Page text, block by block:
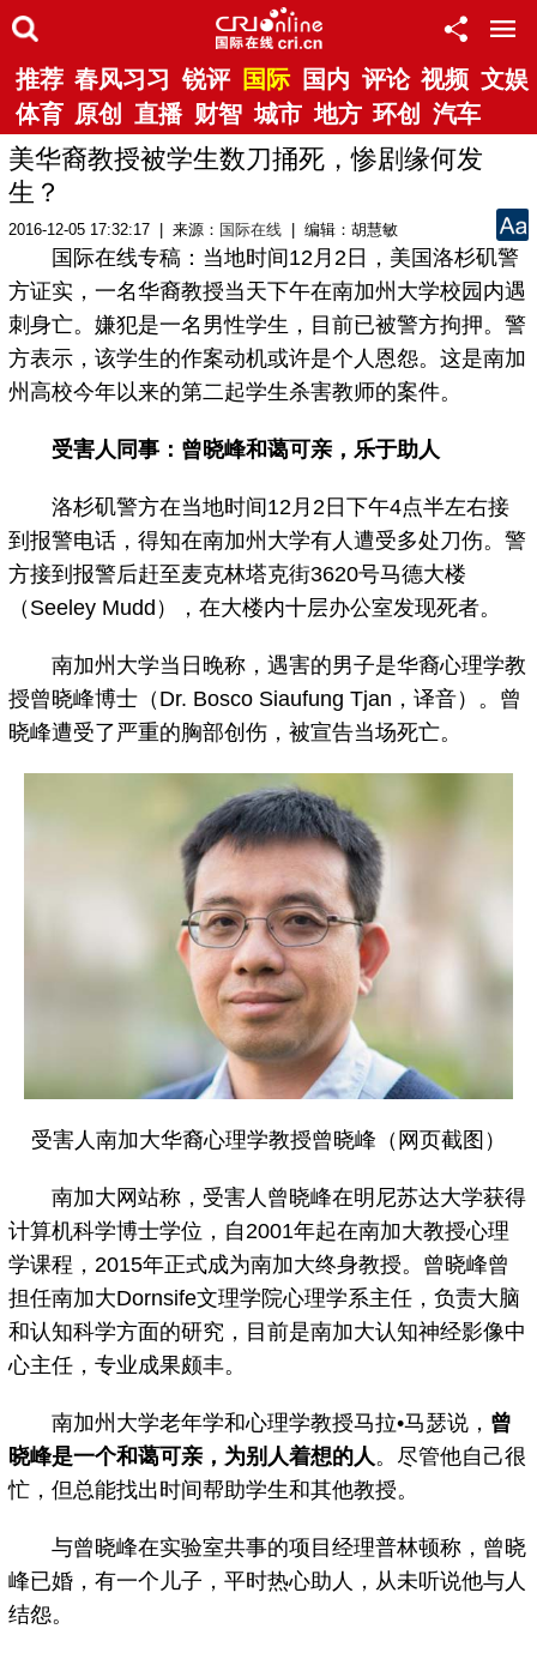
推荐 春风习习 锐评 国际 国内 评论 视频 文娱
体育 原创 直播 财智 城市 地方 环创 汽车
美华裔教授被学生数刀捅死，惨剧缘何发
生？
2016-12-05 17:32:17 | 来源： 国际在线 | 编辑：胡慧敏
国际在线专稿：当地时间12月2日，美国洛杉矶警
方证实，一名华裔教授当天下午在南加州大学校园内遇
刺身亡。嫌犯是一名男性学生，目前已被警方拘押。警
方表示，该学生的作案动机或许是个人恩怨。这是南加
州高校今年以来的第二起学生杀害教师的案件。
受害人同事：曾晓峰和蔼可亲，乐于助人
洛杉矶警方在当地时间12月2日下午4点半左右接
到报警电话，得知在南加州大学有人遭受多处刀伤。警
方接到报警后赶至麦克林塔克街3620号马德大楼
（Seeley Mudd），在大楼内十层办公室发现死者。
南加州大学当日晚称，遇害的男子是华裔心理学教
授曾晓峰博士（Dr. Bosco Siaufung Tjan，译音）。曾
晓峰遭受了严重的胸部创伤，被宣告当场死亡。
受害人南加大华裔心理学教授曾晓峰（网页截图）
南加大网站称，受害人曾晓峰在明尼苏达大学获得
计算机科学博士学位，自2001年起在南加大教授心理
学课程，2015年正式成为南加大终身教授。曾晓峰曾
担任南加大Dornsife文理学院心理学系主任，负责大脑
和认知科学方面的研究，目前是南加大认知神经影像中
心主任，专业成果颇丰。
南加州大学老年学和心理学教授马拉•马瑟说， 曾
晓峰是一个和蔼可亲，为别人着想的人。尽管他自己很
忙，但总能找出时间帮助学生和其他教授。
与曾晓峰在实验室共事的项目经理普林顿称，曾晓
峰已婚，有一个儿子，平时热心助人，从未听说他与人
结怨。